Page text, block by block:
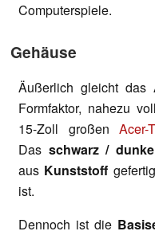
Computerspiele.
Gehäuse
Äußerlich gleicht das
Formfaktor, nahezu
15-Zoll großen Acer-
Das schwarz /
aus Kunststoff
ist.
Dennoch ist die